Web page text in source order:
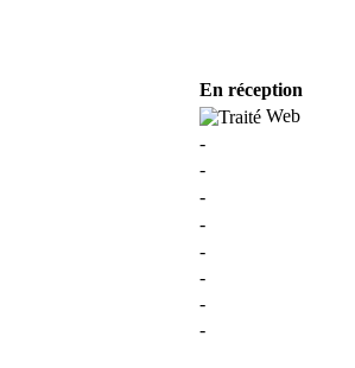
En réception
Web
-
-
-
-
-
-
-
-